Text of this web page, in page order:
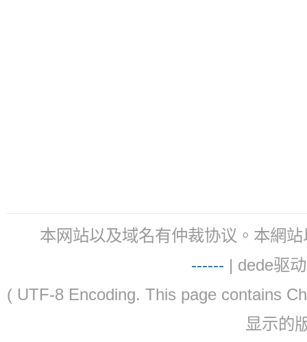
本网站以及域名有仲裁协议。本網
------ | dede驱
( UTF-8 Encoding. This page contains
显示的